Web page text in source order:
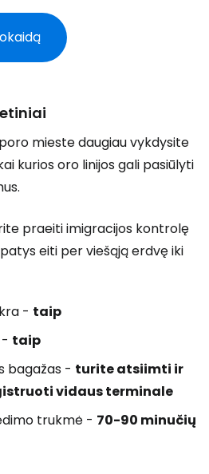
mieste daugiau vykdysite
kurios oro linijos gali pasiūlyti
praeiti imigracijos kontrolę
eiti per viešąją erdvę iki
- taip
taip
bagažas - turite atsiimti ir
vidaus terminale
trukmė - 70-90 minučių